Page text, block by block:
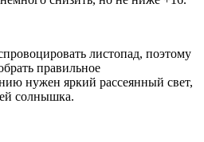
листопад, поэтому
правильное
нужен яркий рассеянный свет,
солнышка.